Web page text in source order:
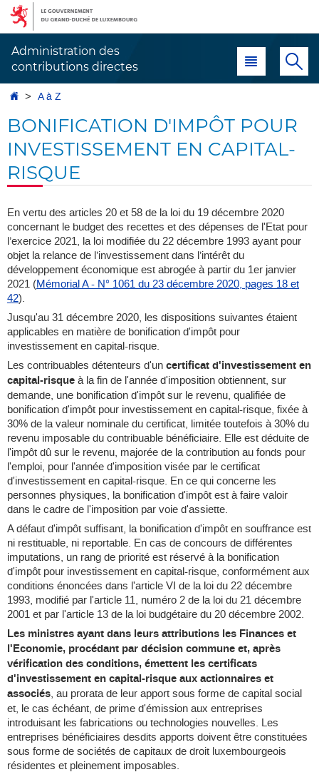
Aller
navigation
Aller
au
Administration des
contributions directes
Menu principal
AccueilA à Z
BONIFICATION D'IMPÔT POUR
INVESTISSEMENT EN CAPITAL-
RISQUE
En vertu des articles 20 et 58 de la loi du 19 décembre 2020
concernant le budget des recettes et des dépenses de l'Etat pour
l’exercice 2021, la loi modifiée du 22 décembre 1993 ayant pour
objet la relance de l’investissement dans l’intérêt du
développement économique est abrogée à partir du 1er janvier
2021 (Mémorial A - N° 1061 du 23 décembre 2020, pages 18 et
42).
Jusqu'au 31 décembre 2020, les dispositions suivantes étaient
applicables en matière de bonification d'impôt pour
investissement en capital-risque.
Les contribuables détenteurs d'un certificat d'investissement en
capital-risque à la fin de l'année d'imposition obtiennent, sur
demande, une bonification d'impôt sur le revenu, qualifiée de
bonification d'impôt pour investissement en capital-risque, fixée à
30% de la valeur nominale du certificat, limitée toutefois à 30% du
revenu imposable du contribuable bénéficiaire. Elle est déduite de
l'impôt dû sur le revenu, majorée de la contribution au fonds pour
l'emploi, pour l'année d'imposition visée par le certificat
d'investissement en capital-risque. En ce qui concerne les
personnes physiques, la bonification d'impôt est à faire valoir
dans le cadre de l'imposition par voie d'assiette.
A défaut d'impôt suffisant, la bonification d'impôt en souffrance est
ni restituable, ni reportable. En cas de concours de différentes
imputations, un rang de priorité est réservé à la bonification
d'impôt pour investissement en capital-risque, conformément aux
conditions énoncées dans l'article VI de la loi du 22 décembre
1993, modifié par l'article 11, numéro 2 de la loi du 21 décembre
2001 et par l'article 13 de la loi budgétaire du 20 décembre 2002.
Les ministres ayant dans leurs attributions les Finances et
l'Economie, procédant par décision commune et, après
vérification des conditions, émettent les certificats
d'investissement en capital-risque aux actionnaires et
associés, au prorata de leur apport sous forme de capital social
et, le cas échéant, de prime d'émission aux entreprises
introduisant les fabrications ou technologies nouvelles. Les
entreprises bénéficiaires desdits apports doivent être constituées
sous forme de sociétés de capitaux de droit luxembourgeois
résidentes et pleinement imposables.